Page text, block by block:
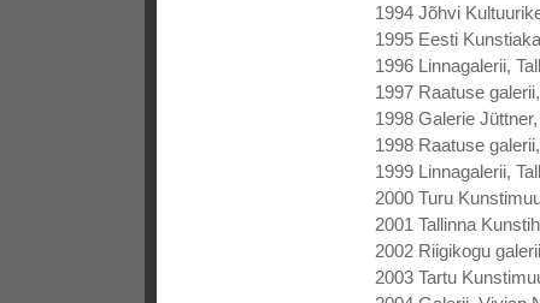
1994 Jõhvi
1995 Eesti
1996 Linnagalerii,
1997 Raatuse
1998 Galerie
1998 Raatuse
1999 Linnagalerii,
2000 Turu
2001 Tallinna
2002 Riigikogu
2003 Tartu